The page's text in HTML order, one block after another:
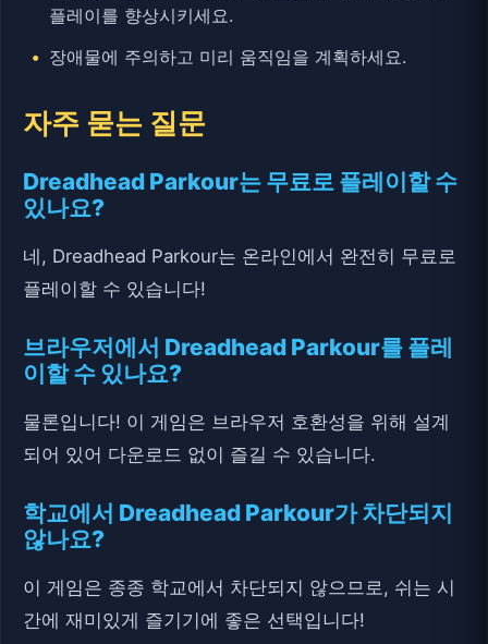
플레이를 향상시키세요.
장애물에 주의하고 미리 움직임을 계획하세요.
자주 묻는 질문
Dreadhead Parkour는 무료로 플레이할 수
있나요?
네, Dreadhead Parkour는 온라인에서 완전히 무료로
플레이할 수 있습니다!
브라우저에서 Dreadhead Parkour를 플레
이할 수 있나요?
물론입니다! 이 게임은 브라우저 호환성을 위해 설계
되어 있어 다운로드 없이 즐길 수 있습니다.
학교에서 Dreadhead Parkour가 차단되지
않나요?
이 게임은 종종 학교에서 차단되지 않으므로, 쉬는 시
간에 재미있게 즐기기에 좋은 선택입니다!